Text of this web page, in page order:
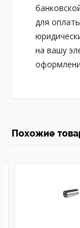
для
на вашу
Похожие